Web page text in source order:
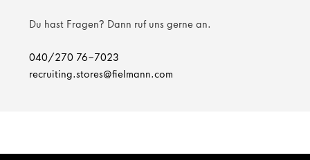
Du hast Fragen? Dann ruf uns gerne an.
040/270 76-7023
recruiting.stores@fielmann.com